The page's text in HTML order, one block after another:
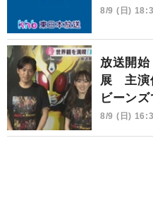
8/9 (日)
放送開
展 主演
ビーン
8/9 (日)